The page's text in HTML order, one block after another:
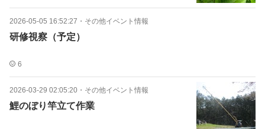
2026-05-05 16:52:27 ・ その他イベント情報
研修視察（予定）
6
2026-03-29 02:05:20 ・ その他イベント情報
鯉のぼり竿立て作業